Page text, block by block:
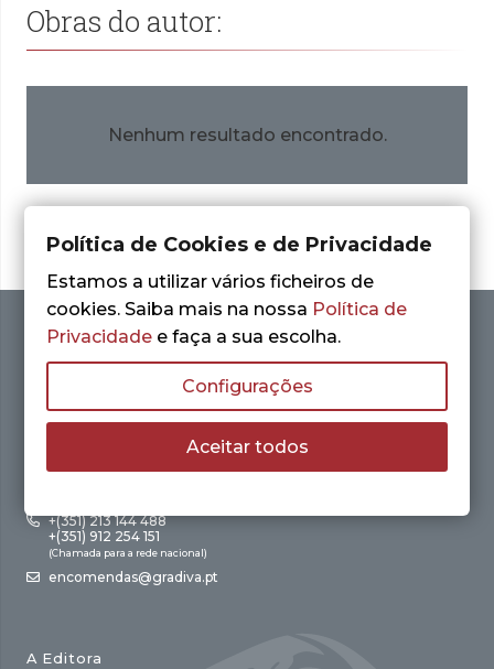
Obras do autor:
Nenhum resultado encontrado.
+(351) 213 144 488
+(351) 912 254 151
(Chamada para a rede nacional)
encomendas@gradiva.pt
A Editora
Política de Cookies e de Privacidade
Estamos a utilizar vários ficheiros de
cookies. Saiba mais na nossa Política de
Privacidade e faça a sua escolha.
Configurações
Aceitar todos